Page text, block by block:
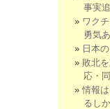
事実
ワク
勇気
日本
敗北
応・
情報
るし